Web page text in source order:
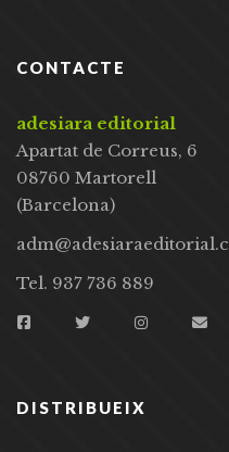
CONTACTE
adesiara editorial
Apartat de Correus, 6
08760 Martorell
(Barcelona)
Tel. 937 736 889
DISTRIBUEIX